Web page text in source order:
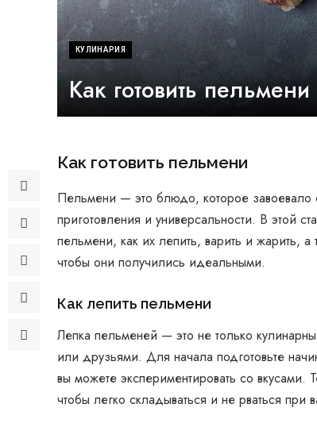
КУЛИНАРИЯ
Как готовить пельмени
Как готовить пельмени
Пельмени — это блюдо, которое завоевало
приготовления и универсальности. В этой
пельмени, как их лепить, варить и жарить,
чтобы они получились идеальными.
Как лепить пельмени
Лепка пельменей — это не только
или друзьями. Для начала подготовьте
вы можете экспериментировать со
чтобы легко складываться и не рваться при